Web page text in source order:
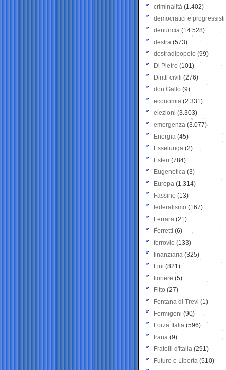
criminalità (1.402)
democratici e progressisti
denuncia (14.528)
destra (573)
destradipopolo (99)
Di Pietro (101)
Diritti civili (276)
don Gallo (9)
economia (2.331)
elezioni (3.303)
emergenza (3.077)
Energia (45)
Esselunga (2)
Esteri (784)
Eugenetica (3)
Europa (1.314)
Fassino (13)
federalismo (167)
Ferrara (21)
Ferretti (6)
ferrovie (133)
finanziaria (325)
Fini (821)
fioriere (5)
Fitto (27)
Fontana di Trevi (1)
Formigoni (90)
Forza Italia (596)
frana (9)
Fratelli d'Italia (291)
Futuro e Libertà (510)